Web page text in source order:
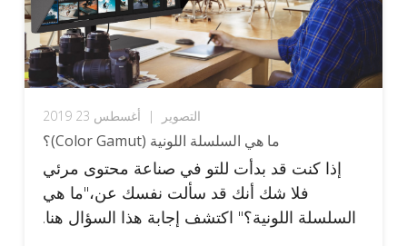
التصوير | أغسطس 23 2019
ما هي السلسلة اللونية (Color Gamut)؟
إذا كنت قد بدأت للتو في صناعة محتوى مرئي
فلا شك أنك قد سألت نفسك عن،"ما هي
السلسلة اللونية؟" اكتشف إجابة هذا السؤال هنا.